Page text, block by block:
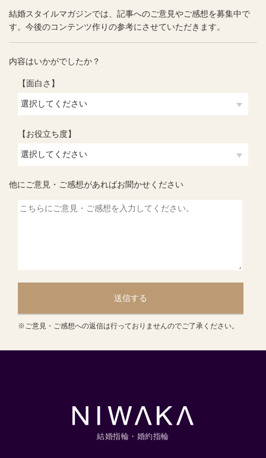
結婚スタイルマガジンでは、記事へのご意見やご感想を募集中で
す。今後のコンテンツ作りの参考にさせていただきます。
内容はいかがでしたか？
【面白さ】
【お役立ち度】
他にご意見・ご感想があればお聞かせください
送信する
※ご意見・ご感想への返信は行っておりませんのでご了承ください。
結婚指輪・婚約指輪